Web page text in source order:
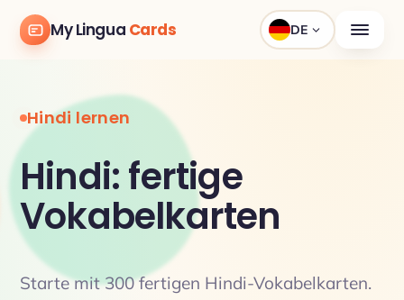
My Lingua Cards DE
Hindi lernen
Hindi: fertige
Vokabelkarten
Starte mit 300 fertigen Hindi-Vokabelkarten.